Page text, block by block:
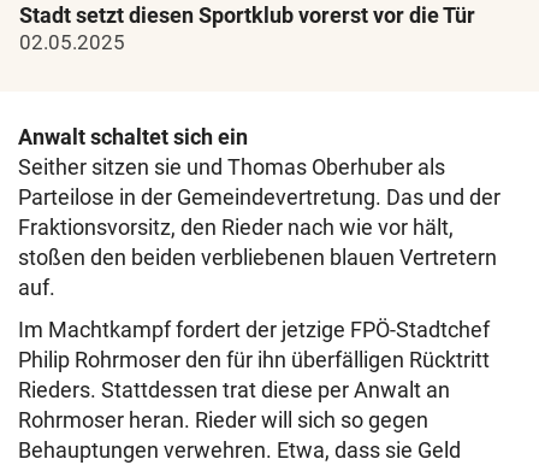
Stadt setzt diesen Sportklub vorerst vor die Tür
02.05.2025
Anwalt schaltet sich ein
Seither sitzen sie und Thomas Oberhuber als
Parteilose in der Gemeindevertretung. Das und der
Fraktionsvorsitz, den Rieder nach wie vor hält,
stoßen den beiden verbliebenen blauen Vertretern
auf.
Im Machtkampf fordert der jetzige FPÖ-Stadtchef
Philip Rohrmoser den für ihn überfälligen Rücktritt
Rieders. Stattdessen trat diese per Anwalt an
Rohrmoser heran. Rieder will sich so gegen
Behauptungen verwehren. Etwa, dass sie Geld